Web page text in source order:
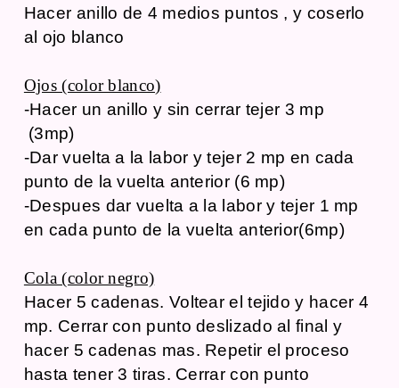
Hacer anillo de 4 medios puntos , y coserlo
al ojo blanco
Ojos (color blanco)
-Hacer un anillo y sin cerrar tejer 3 mp
(3mp)
-Dar vuelta a la labor y tejer 2 mp en cada
punto de la vuelta anterior (6 mp)
-Despues dar vuelta a la labor y tejer 1 mp
en cada punto de la vuelta anterior(6mp)
Cola (color negro)
Hacer 5 cadenas. Voltear el tejido y hacer 4
mp. Cerrar con punto deslizado al final y
hacer 5 cadenas mas. Repetir el proceso
hasta tener 3 tiras. Cerrar con punto